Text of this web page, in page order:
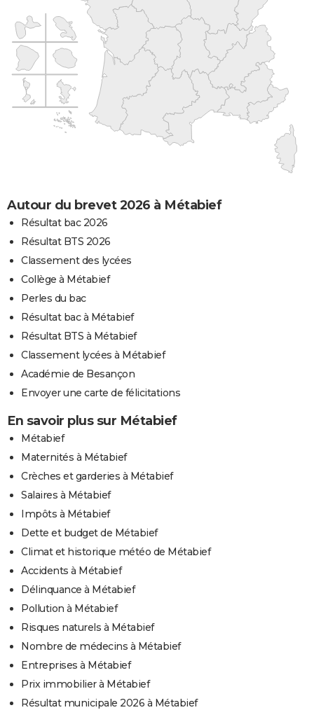
Autour du brevet 2026 à Métabief
Résultat bac 2026
Résultat BTS 2026
Classement des lycées
Collège à Métabief
Perles du bac
Résultat bac à Métabief
Résultat BTS à Métabief
Classement lycées à Métabief
Académie de Besançon
Envoyer une carte de félicitations
En savoir plus sur Métabief
Métabief
Maternités à Métabief
Crèches et garderies à Métabief
Salaires à Métabief
Impôts à Métabief
Dette et budget de Métabief
Climat et historique météo de Métabief
Accidents à Métabief
Délinquance à Métabief
Pollution à Métabief
Risques naturels à Métabief
Nombre de médecins à Métabief
Entreprises à Métabief
Prix immobilier à Métabief
Résultat municipale 2026 à Métabief